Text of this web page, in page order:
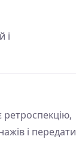
і
і передати